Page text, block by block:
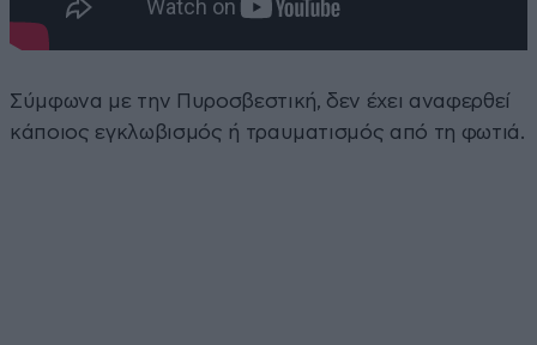
Σύμφωνα με την Πυροσβεστική, δεν έχει αναφερθεί
κάποιος εγκλωβισμός ή τραυματισμός από τη φωτιά.